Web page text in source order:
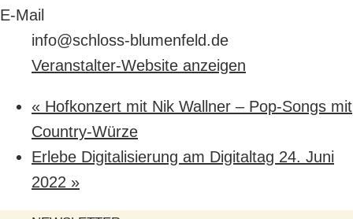
E-Mail
info@schloss-blumenfeld.de
Veranstalter-Website anzeigen
« Hofkonzert mit Nik Wallner – Pop-Songs mit
Country-Würze
Erlebe Digitalisierung am Digitaltag 24. Juni
2022 »